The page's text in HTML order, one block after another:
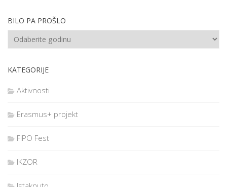
BILO PA PROŠLO
KATEGORIJE
Aktivnosti
Erasmus+ projekt
FIPO Fest
IKZOR